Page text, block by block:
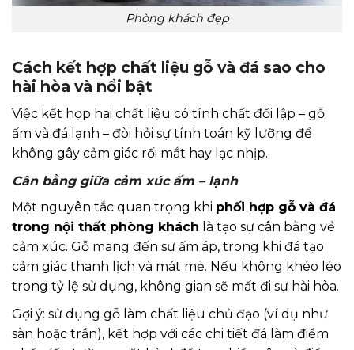
Phòng khách đẹp
Cách kết hợp chất liệu gỗ và đá sao cho
hài hòa và nổi bật
Việc kết hợp hai chất liệu có tính chất đối lập – gỗ
ấm và đá lạnh – đòi hỏi sự tính toán kỹ lưỡng để
không gây cảm giác rối mắt hay lạc nhịp.
Cân bằng giữa cảm xúc ấm – lạnh
Một nguyên tắc quan trọng khi phối hợp gỗ và đá
trong nội thất phòng khách là tạo sự cân bằng về
cảm xúc. Gỗ mang đến sự ấm áp, trong khi đá tạo
cảm giác thanh lịch và mát mẻ. Nếu không khéo léo
trong tỷ lệ sử dụng, không gian sẽ mất đi sự hài hòa.
Gợi ý: sử dụng gỗ làm chất liệu chủ đạo (ví dụ như
sàn hoặc trần), kết hợp với các chi tiết đá làm điểm